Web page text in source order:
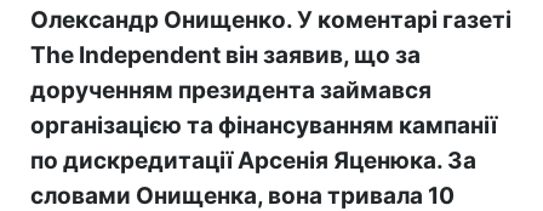
Олександр Онищенко. У коментарі газеті
The Independent він заявив, що за
дорученням президента займався
організацією та фінансуванням кампанії
по дискредитації Арсенія Яценюка. За
словами Онищенка, вона тривала 10